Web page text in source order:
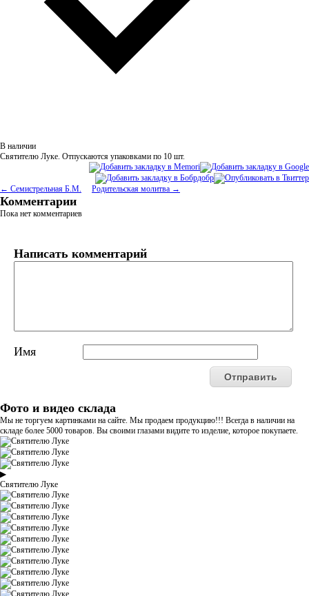
В наличии
Святителю Луке. Отпускаются упаковками по 10 шт.
← Семистрельная Б.М. Родительская молитва →
Комментарии
Пока нет комментариев
Написать комментарий
Имя
Фото и видео склада
Мы не торгуем картинками на сайте. Мы продаем продукцию!!! Всегда в наличии на
складе более 5000 товаров. Вы своими глазами видите то изделие, которое покупаете.
▶
Святителю Луке